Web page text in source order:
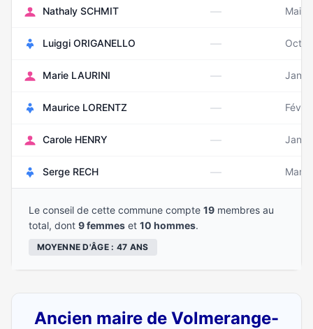
Nathaly SCHMIT — Mai
Luiggi ORIGANELLO —
Marie LAURINI —
Maurice LORENTZ —
Carole HENRY —
Serge RECH — Mars
Le conseil de cette commune compte 19 membres au
total, dont 9 femmes et 10 hommes.
MOYENNE D'ÂGE : 47 ANS
Ancien maire de Volmerange-